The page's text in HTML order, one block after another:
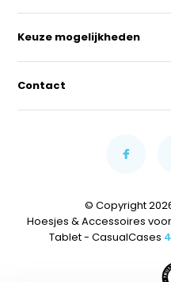
Keuze mogelijkheden
Contact
© Copyright
Hoesjes & Accessoires
Tablet - CasualCases